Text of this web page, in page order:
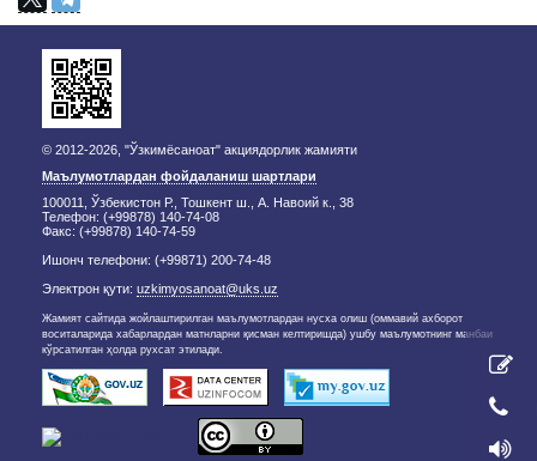
© 2012-2026, "Ўзкимёсаноат" акциядорлик жамияти
Маълумотлардан фойдаланиш шартлари
100011, Ўзбекистон Р., Тошкент ш., А. Навоий к., 38
Телефон: (+99878) 140-74-08
Факс: (+99878) 140-74-59
Ишонч телефони: (+99871) 200-74-48
Электрон қути: uzkimyosanoat@uks.uz
Жамият сайтида жойлаштирилган маълумотлардан нусха олиш (оммавий ахборот
воситаларида хабарлардан матнларни қисман келтиришда) ушбу маълумотнинг манбаи
кўрсатилган ҳолда рухсат этилади.